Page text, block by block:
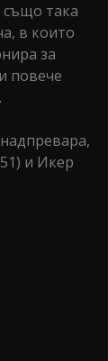
така
в които
за
повече
и Икер